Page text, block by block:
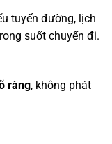
tuyến đường, lịch
suốt chuyến đi.
ràng, không phát